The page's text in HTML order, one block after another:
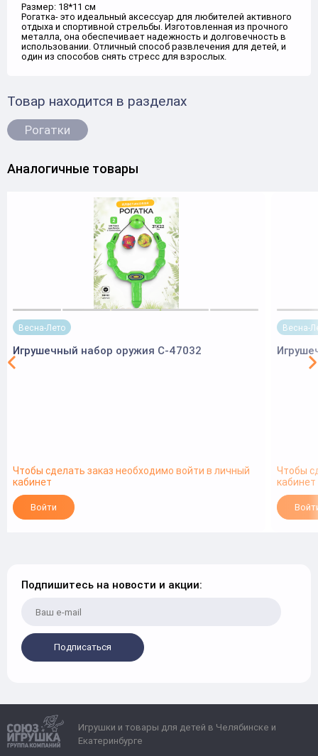
Размер: 18*11 см
Рогатка- это идеальный аксессуар для любителей активного
отдыха и спортивной стрельбы. Изготовленная из прочного
металла, она обеспечивает надежность и долговечность в
использовании. Отличный способ развлечения для детей, и
один из способов снять стресс для взрослых.
Товар находится в разделах
Рогатки
Аналогичные товары
Весна-Лето
Игрушечный набор оружия C-47032
Чтобы сделать заказ необходимо войти в личный
кабинет
Войти
Весна-
Чтобы
кабинет
Подпишитесь на новости и акции:
Подписаться
Игрушки и товары для детей в Челябинске и
Екатеринбурге